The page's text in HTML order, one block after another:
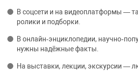
В соцсети и на видеоплатформы —
ролики и подборки.
В онлайн‑энциклопедии,
нужны надёжные факты.
На выставки, лекции, экскурсии —